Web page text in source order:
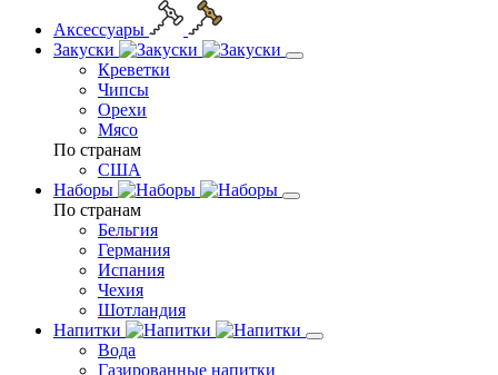
Аксессуары
Закуски
Креветки
Чипсы
Орехи
Мясо
По странам
США
Наборы
По странам
Бельгия
Германия
Испания
Чехия
Шотландия
Напитки
Вода
Газированные напитки